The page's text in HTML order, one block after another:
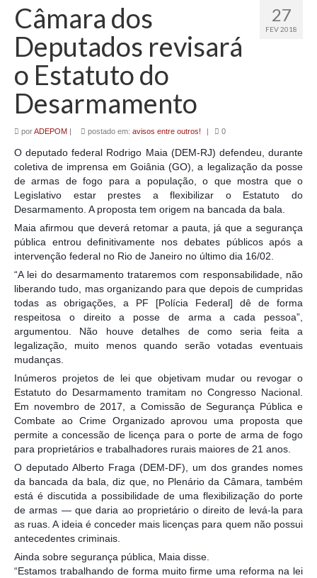
27
FEV 2018
Câmara dos
Deputados revisará
o Estatuto do
Desarmamento
porADEPOM | postado em: avisos entre outros! | 0
O deputado federal Rodrigo Maia (DEM-RJ) defendeu, durante
coletiva de imprensa em Goiânia (GO), a legalização da posse
de armas de fogo para a população, o que mostra que o
Legislativo estar prestes a flexibilizar o Estatuto do
Desarmamento. A proposta tem origem na bancada da bala.
Maia afirmou que deverá retomar a pauta, já que a segurança
pública entrou definitivamente nos debates públicos após a
intervenção federal no Rio de Janeiro no último dia 16/02.
“A lei do desarmamento trataremos com responsabilidade, não
liberando tudo, mas organizando para que depois de cumpridas
todas as obrigações, a PF [Polícia Federal] dê de forma
respeitosa o direito a posse de arma a cada pessoa”,
argumentou. Não houve detalhes de como seria feita a
legalização, muito menos quando serão votadas eventuais
mudanças.
Inúmeros projetos de lei que objetivam mudar ou revogar o
Estatuto do Desarmamento tramitam no Congresso Nacional.
Em novembro de 2017, a Comissão de Segurança Pública e
Combate ao Crime Organizado aprovou uma proposta que
permite a concessão de licença para o porte de arma de fogo
para proprietários e trabalhadores rurais maiores de 21 anos.
O deputado Alberto Fraga (DEM-DF), um dos grandes nomes
da bancada da bala, diz que, no Plenário da Câmara, também
está é discutida a possibilidade de uma flexibilização do porte
de armas — que daria ao proprietário o direito de levá-la para
as ruas. A ideia é conceder mais licenças para quem não possui
antecedentes criminais.
Ainda sobre segurança pública, Maia disse.
“Estamos trabalhando de forma muito firme uma reforma na lei